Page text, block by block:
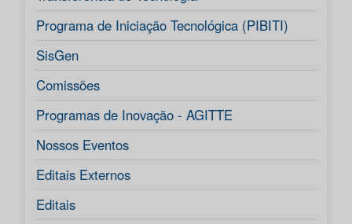
Programa de Iniciação Tecnológica (PIBITI)
SisGen
Comissões
Programas de Inovação - AGITTE
Nossos Eventos
Editais Externos
Editais